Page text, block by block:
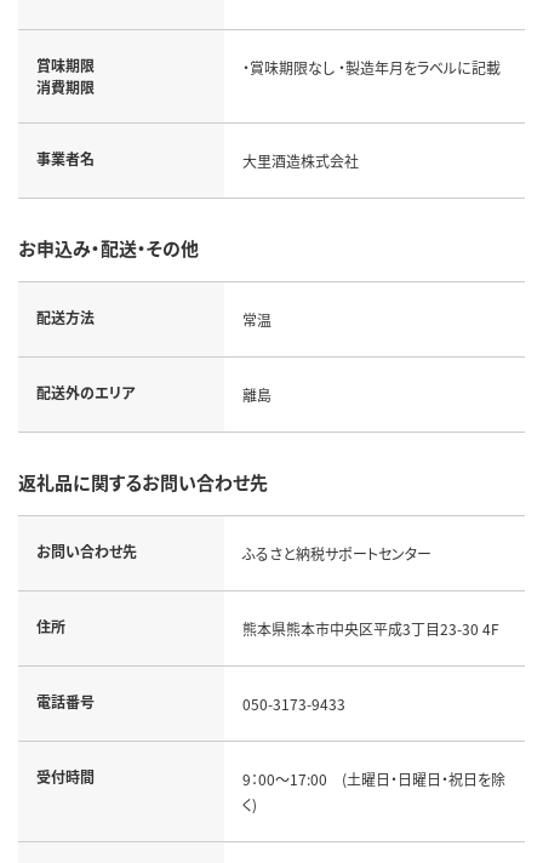
賞味期限
消費期限
・賞味期限なし ・製造年月をラベルに記載
事業者名 大里酒造株式会社
お申込み・配送・その他
配送方法 常温
配送外のエリア 離島
返礼品に関するお問い合わせ先
お問い合わせ先 ふるさと納税サポートセンター
住所 熊本県熊本市中央区平成3丁目23-30 4F
電話番号 050-3173-9433
受付時間
9：00～17:00 (土曜日・日曜日・祝日を除
く)